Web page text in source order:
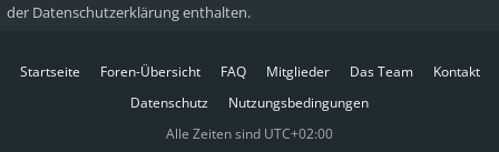
der Datenschutzerklärung enthalten.
Startseite Foren-Übersicht FAQ Mitglieder Das Team
Kontakt
Datenschutz
Nutzungsbedingungen
Alle Zeiten sind UTC+02:00